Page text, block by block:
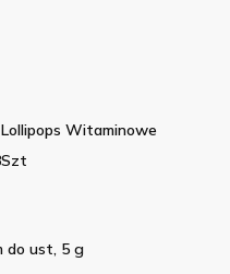
Witaminowe
do ust, 5 g